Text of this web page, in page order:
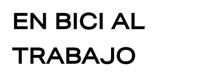
EN BICI AL
TRABAJO